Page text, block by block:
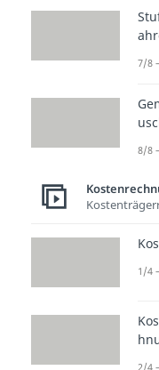
7/8
8/8
1/4
2/4